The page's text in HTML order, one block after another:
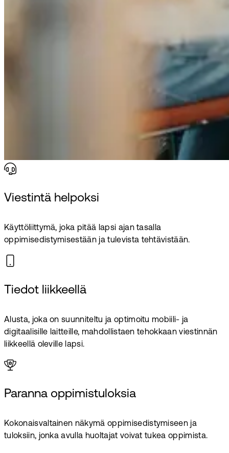
Viestintä helpoksi
Käyttöliittymä, joka pitää lapsi ajan tasalla
oppimisedistymisestään ja tulevista tehtävistään.
Tiedot liikkeellä
Alusta, joka on suunniteltu ja optimoitu mobiili- ja
digitaalisille laitteille, mahdollistaen tehokkaan viestinnän
liikkeellä oleville lapsi.
Paranna oppimistuloksia
Kokonaisvaltainen näkymä oppimisedistymiseen ja
tuloksiin, jonka avulla huoltajat voivat tukea oppimista.